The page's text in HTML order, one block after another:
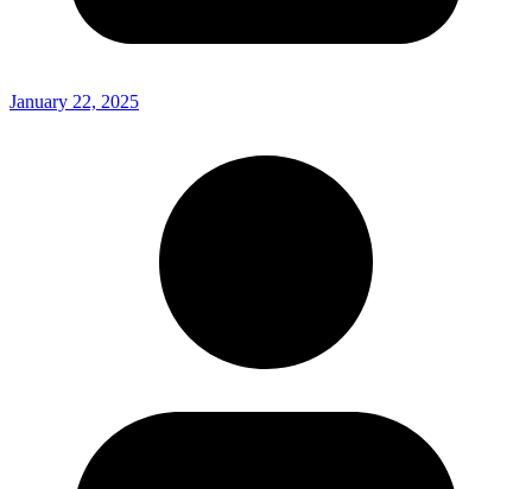
January 22, 2025